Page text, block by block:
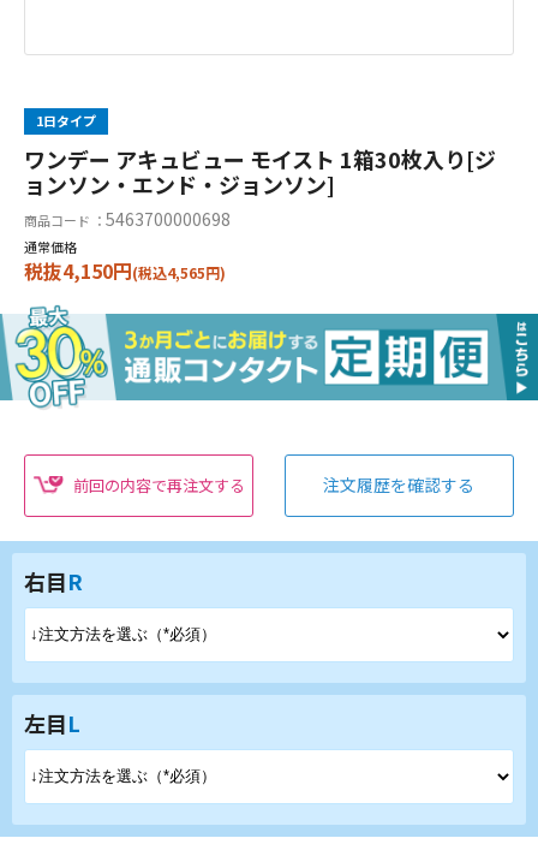
1日タイプ
ワンデー アキュビュー モイスト 1箱30枚入り[ジ
ョンソン・エンド・ジョンソン]
商品コード ： 5463700000698
通常価格
税抜4,150円(税込4,565円)
前回の内容で再注文する 注文履歴を確認する
右目R
左目L